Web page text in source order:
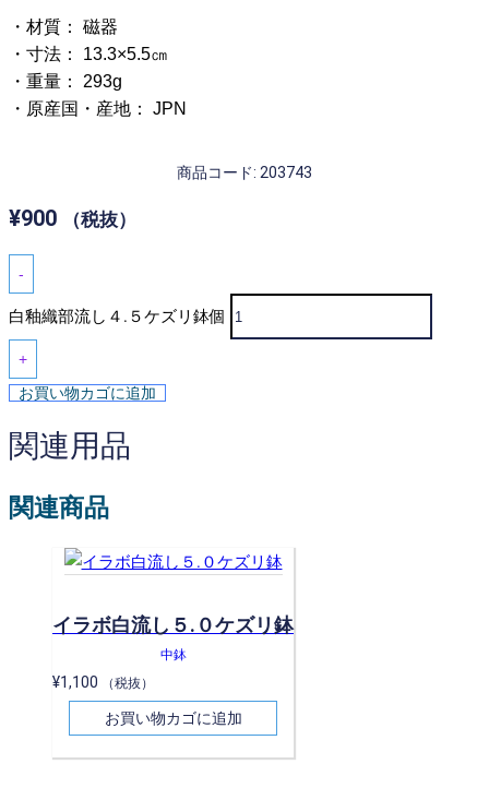
・材質： 磁器
・寸法： 13.3×5.5㎝
・重量： 293g
・原産国・産地： JPN
商品コード: 203743
¥900 （税抜）
-
白釉織部流し４.５ケズリ鉢個
+
お買い物カゴに追加
関連用品
関連商品
イラボ白流し５.０ケズリ鉢
中鉢
¥1,100 （税抜）
お買い物カゴに追加